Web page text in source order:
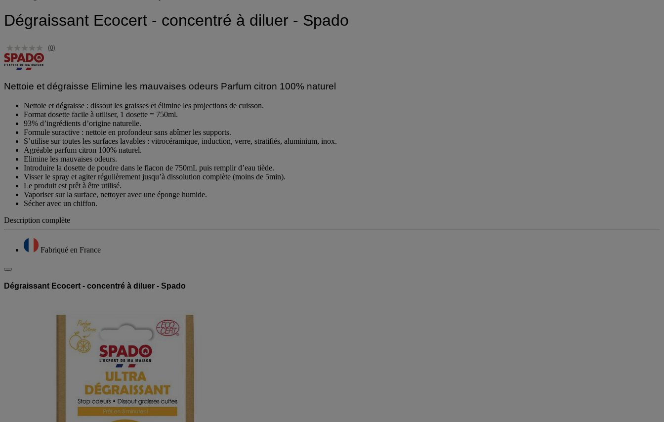
Dégraissant Ecocert - concentré à diluer - Spado
Nettoie et dégraisse Elimine les mauvaises odeurs Parfum citron 100% naturel
Nettoie et dégraisse : dissout les graisses et élimine les projections de cuisson.
Format dosette facile à utiliser, 1 dosette = 750ml.
93% d’ingrédients d’origine naturelle.
Formule suractive : nettoie en profondeur sans abîmer les supports.
S’utilise sur toutes les surfaces lavables : vitrocéramique, induction, verre, stratifiés, aluminium, inox.
Agréable parfum citron 100% naturel.
Elimine les mauvaises odeurs.
Introduire la dosette de poudre dans le flacon de 750mL puis remplir d’eau tiède.
Visser le spray et agiter régulièrement jusqu’à dissolution complète (moins de 5min).
Le produit est prêt à être utilisé.
Vaporiser sur la surface, nettoyer avec une éponge humide.
Description complète